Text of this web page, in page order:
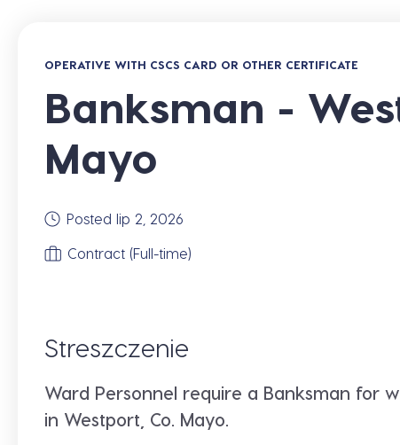
OPERATIVE WITH CSCS CARD OR OTHER CERTIFICATE
Banksman -
Mayo
Posted lip 2, 2026
Contract (Full-time)
Streszczenie
Ward Personnel require a Banksman for
in Westport, Co. Mayo.